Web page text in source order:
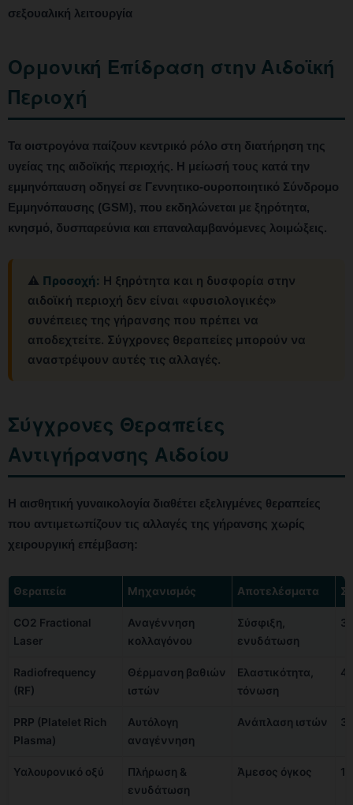
σεξουαλική λειτουργία
Ορμονική Επίδραση στην Αιδοϊκή
Περιοχή
Τα οιστρογόνα παίζουν κεντρικό ρόλο στη διατήρηση της
υγείας της αιδοϊκής περιοχής. Η μείωσή τους κατά την
εμμηνόπαυση οδηγεί σε Γεννητικο-ουροποιητικό Σύνδρομο
Εμμηνόπαυσης (GSM), που εκδηλώνεται με ξηρότητα,
κνησμό, δυσπαρεύνια και επαναλαμβανόμενες λοιμώξεις.
⚠️ Προσοχή: Η ξηρότητα και η δυσφορία στην
αιδοϊκή περιοχή δεν είναι «φυσιολογικές»
συνέπειες της γήρανσης που πρέπει να
αποδεχτείτε. Σύγχρονες θεραπείες μπορούν να
αναστρέψουν αυτές τις αλλαγές.
Σύγχρονες Θεραπείες
Αντιγήρανσης Αιδοίου
Η αισθητική γυναικολογία διαθέτει εξελιγμένες θεραπείες
που αντιμετωπίζουν τις αλλαγές της γήρανσης χωρίς
χειρουργική επέμβαση:
Θεραπεία Μηχανισμός Αποτελέσματα
CO2 Fractional
Laser
Αναγέννηση
κολλαγόνου
Σύσφιξη,
ενυδάτωση
Radiofrequency
(RF)
Θέρμανση βαθιών
ιστών
Ελαστικότητα,
τόνωση
PRP (Platelet Rich
Plasma)
Αυτόλογη
αναγέννηση
Ανάπλαση ιστών
Υαλουρονικό οξύ
Πλήρωση &
ενυδάτωση
Άμεσος όγκος